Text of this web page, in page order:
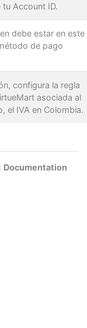
Account ID.
debe estar en este
de pago
configura la regla
asociada al
el IVA en Colombia.
Documentation